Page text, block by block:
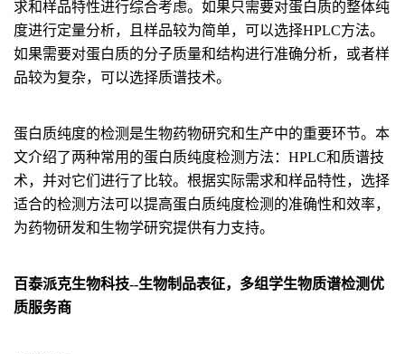
求和样品特性进行综合考虑。如果只需要对蛋白质的整体纯
度进行定量分析，且样品较为简单，可以选择HPLC方法。
如果需要对蛋白质的分子质量和结构进行准确分析，或者样
品较为复杂，可以选择质谱技术。
蛋白质纯度的检测是生物药物研究和生产中的重要环节。本
文介绍了两种常用的蛋白质纯度检测方法：HPLC和质谱技
术，并对它们进行了比较。根据实际需求和样品特性，选择
适合的检测方法可以提高蛋白质纯度检测的准确性和效率，
为药物研发和生物学研究提供有力支持。
百泰派克生物科技--生物制品表征，多组学生物质谱检测优
质服务商